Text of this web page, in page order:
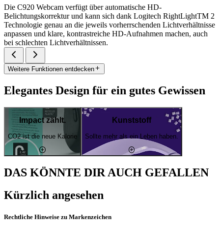
Die C920 Webcam verfügt über automatische HD-
Belichtungskorrektur und kann sich dank Logitech RightLightTM 2
Technologie genau an die jeweils vorherrschenden Lichtverhältnisse
anpassen und klare, kontrastreiche HD-Aufnahmen machen, auch
bei schlechten Lichtverhältnissen.
Weitere Funktionen entdecken
Elegantes Design für ein gutes Gewissen
Impact zählt.
CO2 ist die neue Kalorie
Kunststoff
Sollte mehr als ein Leben haben.
DAS KÖNNTE DIR AUCH GEFALLEN
Kürzlich angesehen
Rechtliche Hinweise zu Markenzeichen